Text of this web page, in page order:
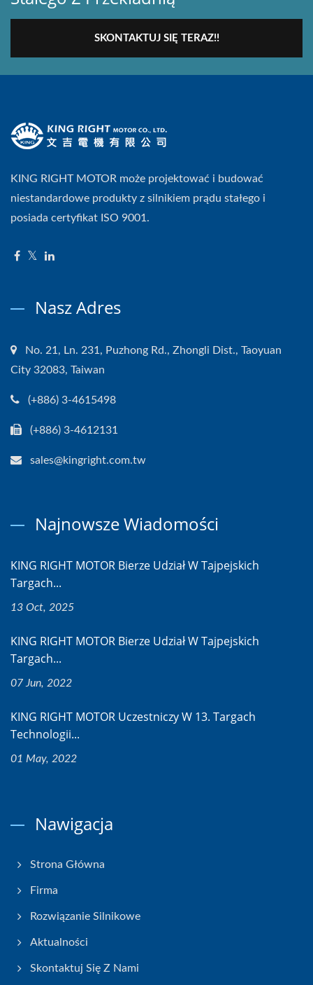
SKONTAKTUJ SIĘ TERAZ!!
KING RIGHT MOTOR może projektować i budować
niestandardowe produkty z silnikiem prądu stałego i
posiada certyfikat ISO 9001.
Nasz Adres
No. 21, Ln. 231, Puzhong Rd., Zhongli Dist., Taoyuan
City 32083, Taiwan
(+886) 3-4615498
(+886) 3-4612131
sales@kingright.com.tw
Najnowsze Wiadomości
KING RIGHT MOTOR Bierze Udział W Tajpejskich
Targach...
13 Oct, 2025
KING RIGHT MOTOR Bierze Udział W Tajpejskich
Targach...
07 Jun, 2022
KING RIGHT MOTOR Uczestniczy W 13. Targach
Technologii...
01 May, 2022
Nawigacja
Strona Główna
Firma
Rozwiązanie Silnikowe
Aktualności
Skontaktuj Się Z Nami